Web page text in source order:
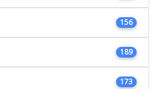
156
189
173